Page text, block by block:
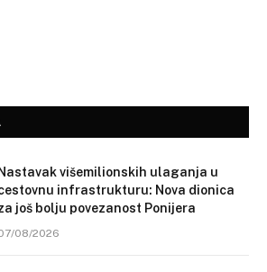
Nastavak višemilionskih ulaganja u
infrastrukturu: Nova dionica
još bolju povezanost Ponijera
08/2026